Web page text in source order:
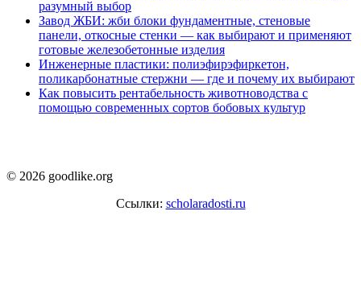
разумный выбор
Завод ЖБИ: жби блоки фундаментные, стеновые
панели, откосные стенки — как выбирают и применяют
готовые железобетонные изделия
Инженерные пластики: полиэфирэфиркетон,
поликарбонатные стержни — где и почему их выбирают
Как повысить рентабельность животноводства с
помощью современных сортов бобовых культур
© 2026 goodlike.org
Ссылки: scholaradosti.ru